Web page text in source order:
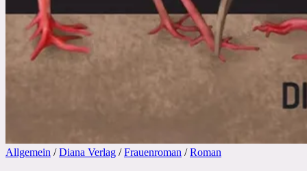
Allgemein /Diana Verlag /Frauenroman /Roman